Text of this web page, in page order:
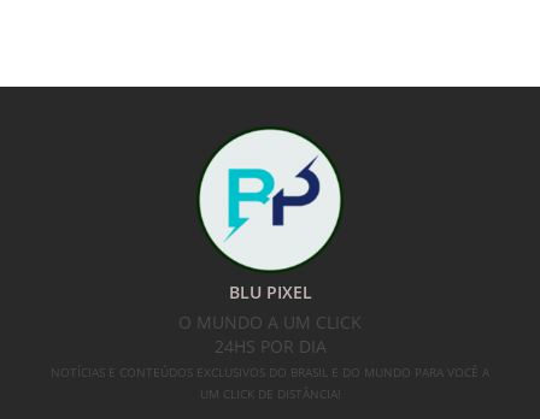
BLU PIXEL
O MUNDO A UM CLICK
24HS POR DIA
NOTÍCIAS E CONTEÚDOS EXCLUSIVOS DO BRASIL E DO MUNDO PARA VOCÊ A
UM CLICK DE DISTÂNCIA!